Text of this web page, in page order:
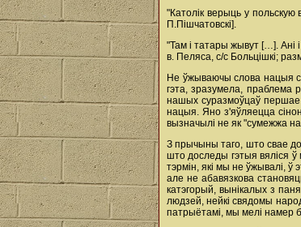
"Католік верыць у
П.Пішчатовскі].
"Там і татары жывут […]. Ані
в. Пеляса, с/с Больцішкі;
Не ўжываючы слова нацыя
гэта, зразумела, праблема
нашых суразмоўцаў першае
нацыя. Яно з'яўляецца
вызначылі не як "сумежжа
З прычыны таго, што свае
што доследы гэтыя вяліся
тэрмін, які мы не ўжывалі,
але не абавязкова
катэгорый, вынікалых з
людзей, нейкі свядомы
патрыётамі, мы мелі намер